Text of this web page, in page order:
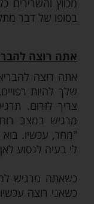
לעבוד נכון
כותבים
משוכללת
יודע להתגבר
לעבוד
רואה בן
הישיבה שלו